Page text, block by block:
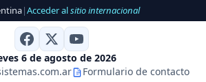
|Acceder alsitio internacional
6 de agosto de 2026
Formulario de contacto